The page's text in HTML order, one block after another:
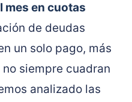
mes en cuotas
de deudas
un solo pago, más
siempre cuadran
analizado las